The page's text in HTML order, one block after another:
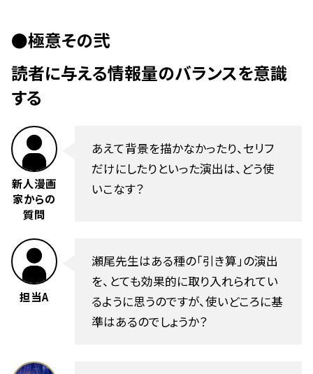
●極意その弐
読者に与える情報量のバランスを意識
する
新人漫画
家からの
質問
あえて背景を描かなかったり、セリフ
だけにしたりといった演出は、どう使
いこなす？
担当A
瀬尾先生はある種の「引き算」の演出
を、とても効果的に取り入れられてい
るように思うのですが、使いどころに基
準はあるのでしょうか？